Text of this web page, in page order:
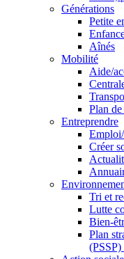
Générations
Petite
Aînés
Mobilité
Aide/
Plan
Entreprendre
Créer
Tri et
Lutte
Bien-
Plan